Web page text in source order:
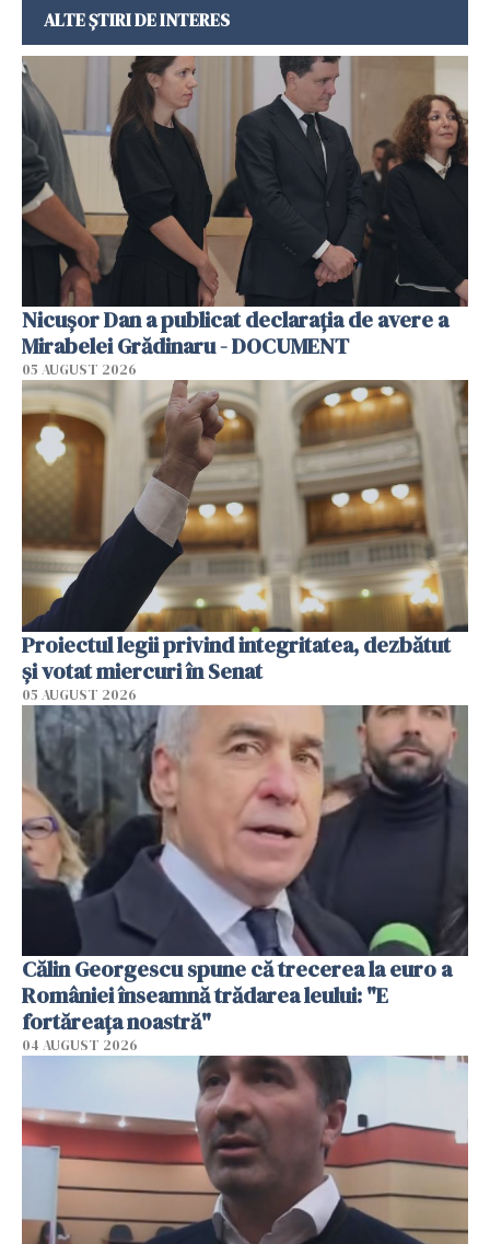
ALTE ȘTIRI DE INTERES
Nicușor Dan a publicat declarația de avere a
Mirabelei Grădinaru - DOCUMENT
05 AUGUST 2026
Proiectul legii privind integritatea, dezbătut
şi votat miercuri în Senat
05 AUGUST 2026
Călin Georgescu spune că trecerea la euro a
României înseamnă trădarea leului: "E
fortăreața noastră"
04 AUGUST 2026